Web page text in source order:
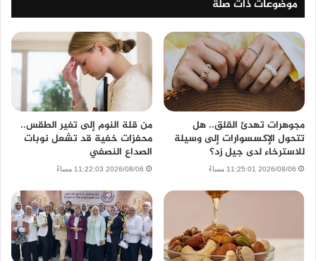
موضوعات ذات صلة
مجوهرات تهدئ القلق.. هل
تتحول الإكسسوارات إلى وسيلة
للاسترخاء لدى جيل زد؟
2026/08/06 11:25:01 مساءً
من قلة النوم إلى تغير الطقس..
محفزات خفية قد تشعل نوبات
الصداع النصفي
2026/08/06 11:22:03 مساءً